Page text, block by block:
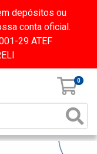
depósitos ou
conta oficial.
29 ATEF
0